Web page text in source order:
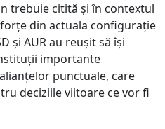
trebuie citită și în contextul
din actuala configurație
și AUR au reușit să își
importante
punctuale, care
deciziile viitoare ce vor fi